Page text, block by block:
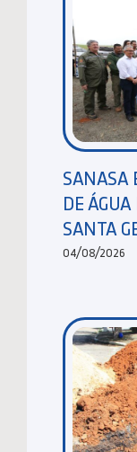
SANASA
DE
SANTA
04/08/2026